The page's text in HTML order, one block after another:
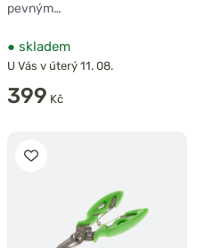
pevným…
● skladem
U Vás v úterý 11. 08.
399 Kč